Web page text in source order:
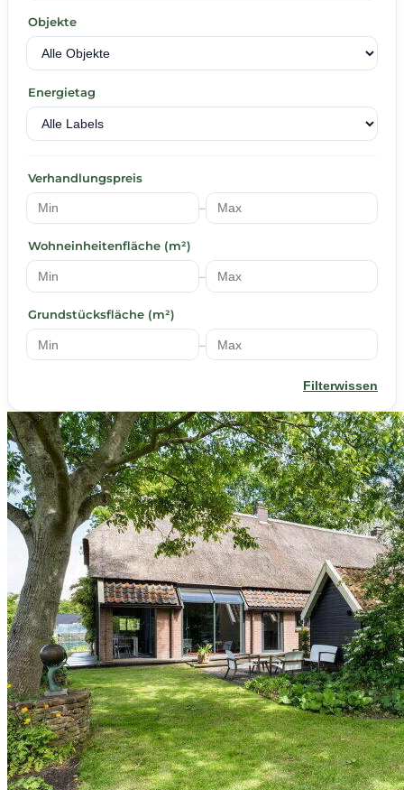
Objekte
Energietag
Verhandlungspreis
–
Wohneinheitenfläche (m²)
–
Grundstücksfläche (m²)
–
Filterwissen